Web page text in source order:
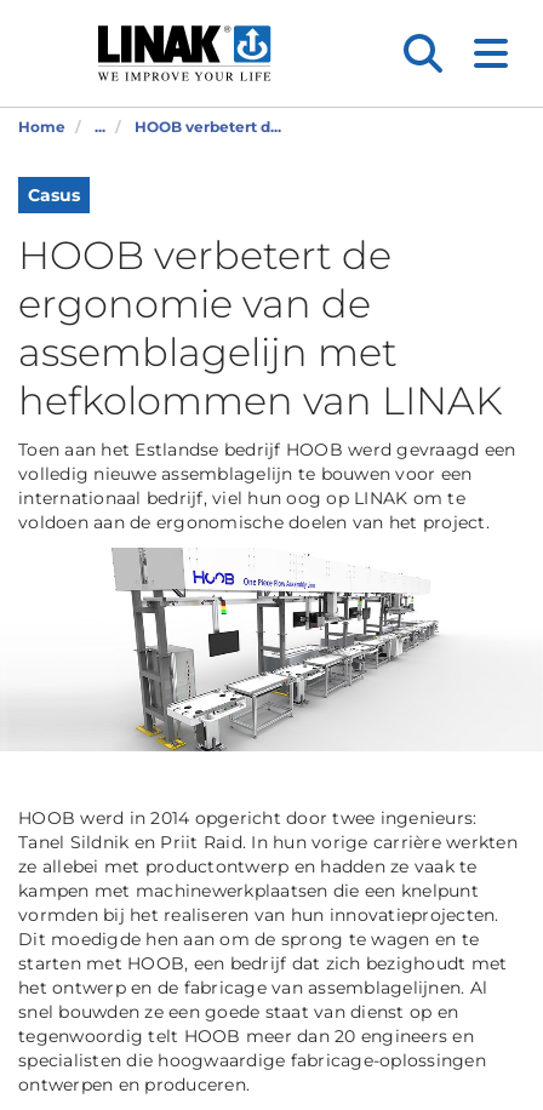
Home ... HOOB verbetert d...
Casus
HOOB verbetert de
ergonomie van de
assemblagelijn met
hefkolommen van LINAK
Toen aan het Estlandse bedrijf HOOB werd gevraagd een
volledig nieuwe assemblagelijn te bouwen voor een
internationaal bedrijf, viel hun oog op LINAK om te
voldoen aan de ergonomische doelen van het project.
HOOB werd in 2014 opgericht door twee ingenieurs:
Tanel Sildnik en Priit Raid. In hun vorige carrière werkten
ze allebei met productontwerp en hadden ze vaak te
kampen met machinewerkplaatsen die een knelpunt
vormden bij het realiseren van hun innovatieprojecten.
Dit moedigde hen aan om de sprong te wagen en te
starten met HOOB, een bedrijf dat zich bezighoudt met
het ontwerp en de fabricage van assemblagelijnen. Al
snel bouwden ze een goede staat van dienst op en
tegenwoordig telt HOOB meer dan 20 engineers en
specialisten die hoogwaardige fabricage-oplossingen
ontwerpen en produceren.